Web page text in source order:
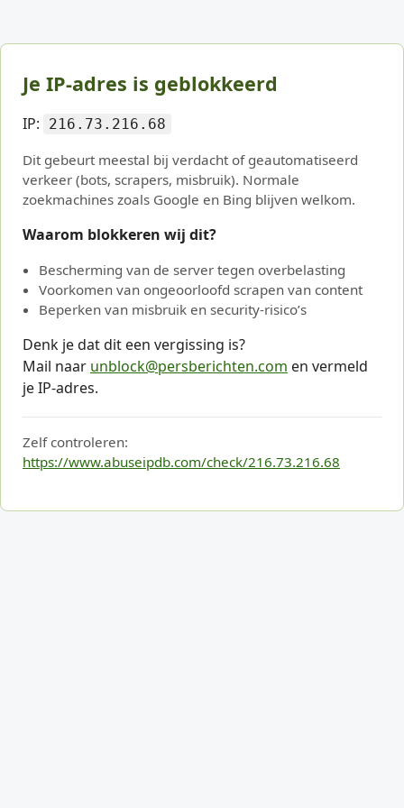
Je IP-adres is geblokkeerd
IP: 216.73.216.68
Dit gebeurt meestal bij verdacht of geautomatiseerd
verkeer (bots, scrapers, misbruik). Normale
zoekmachines zoals Google en Bing blijven welkom.
Waarom blokkeren wij dit?
Bescherming van de server tegen overbelasting
Voorkomen van ongeoorloofd scrapen van content
Beperken van misbruik en security-risico’s
Denk je dat dit een vergissing is?
Mail naar unblock@persberichten.com en vermeld
je IP-adres.
Zelf controleren:
https://www.abuseipdb.com/check/216.73.216.68